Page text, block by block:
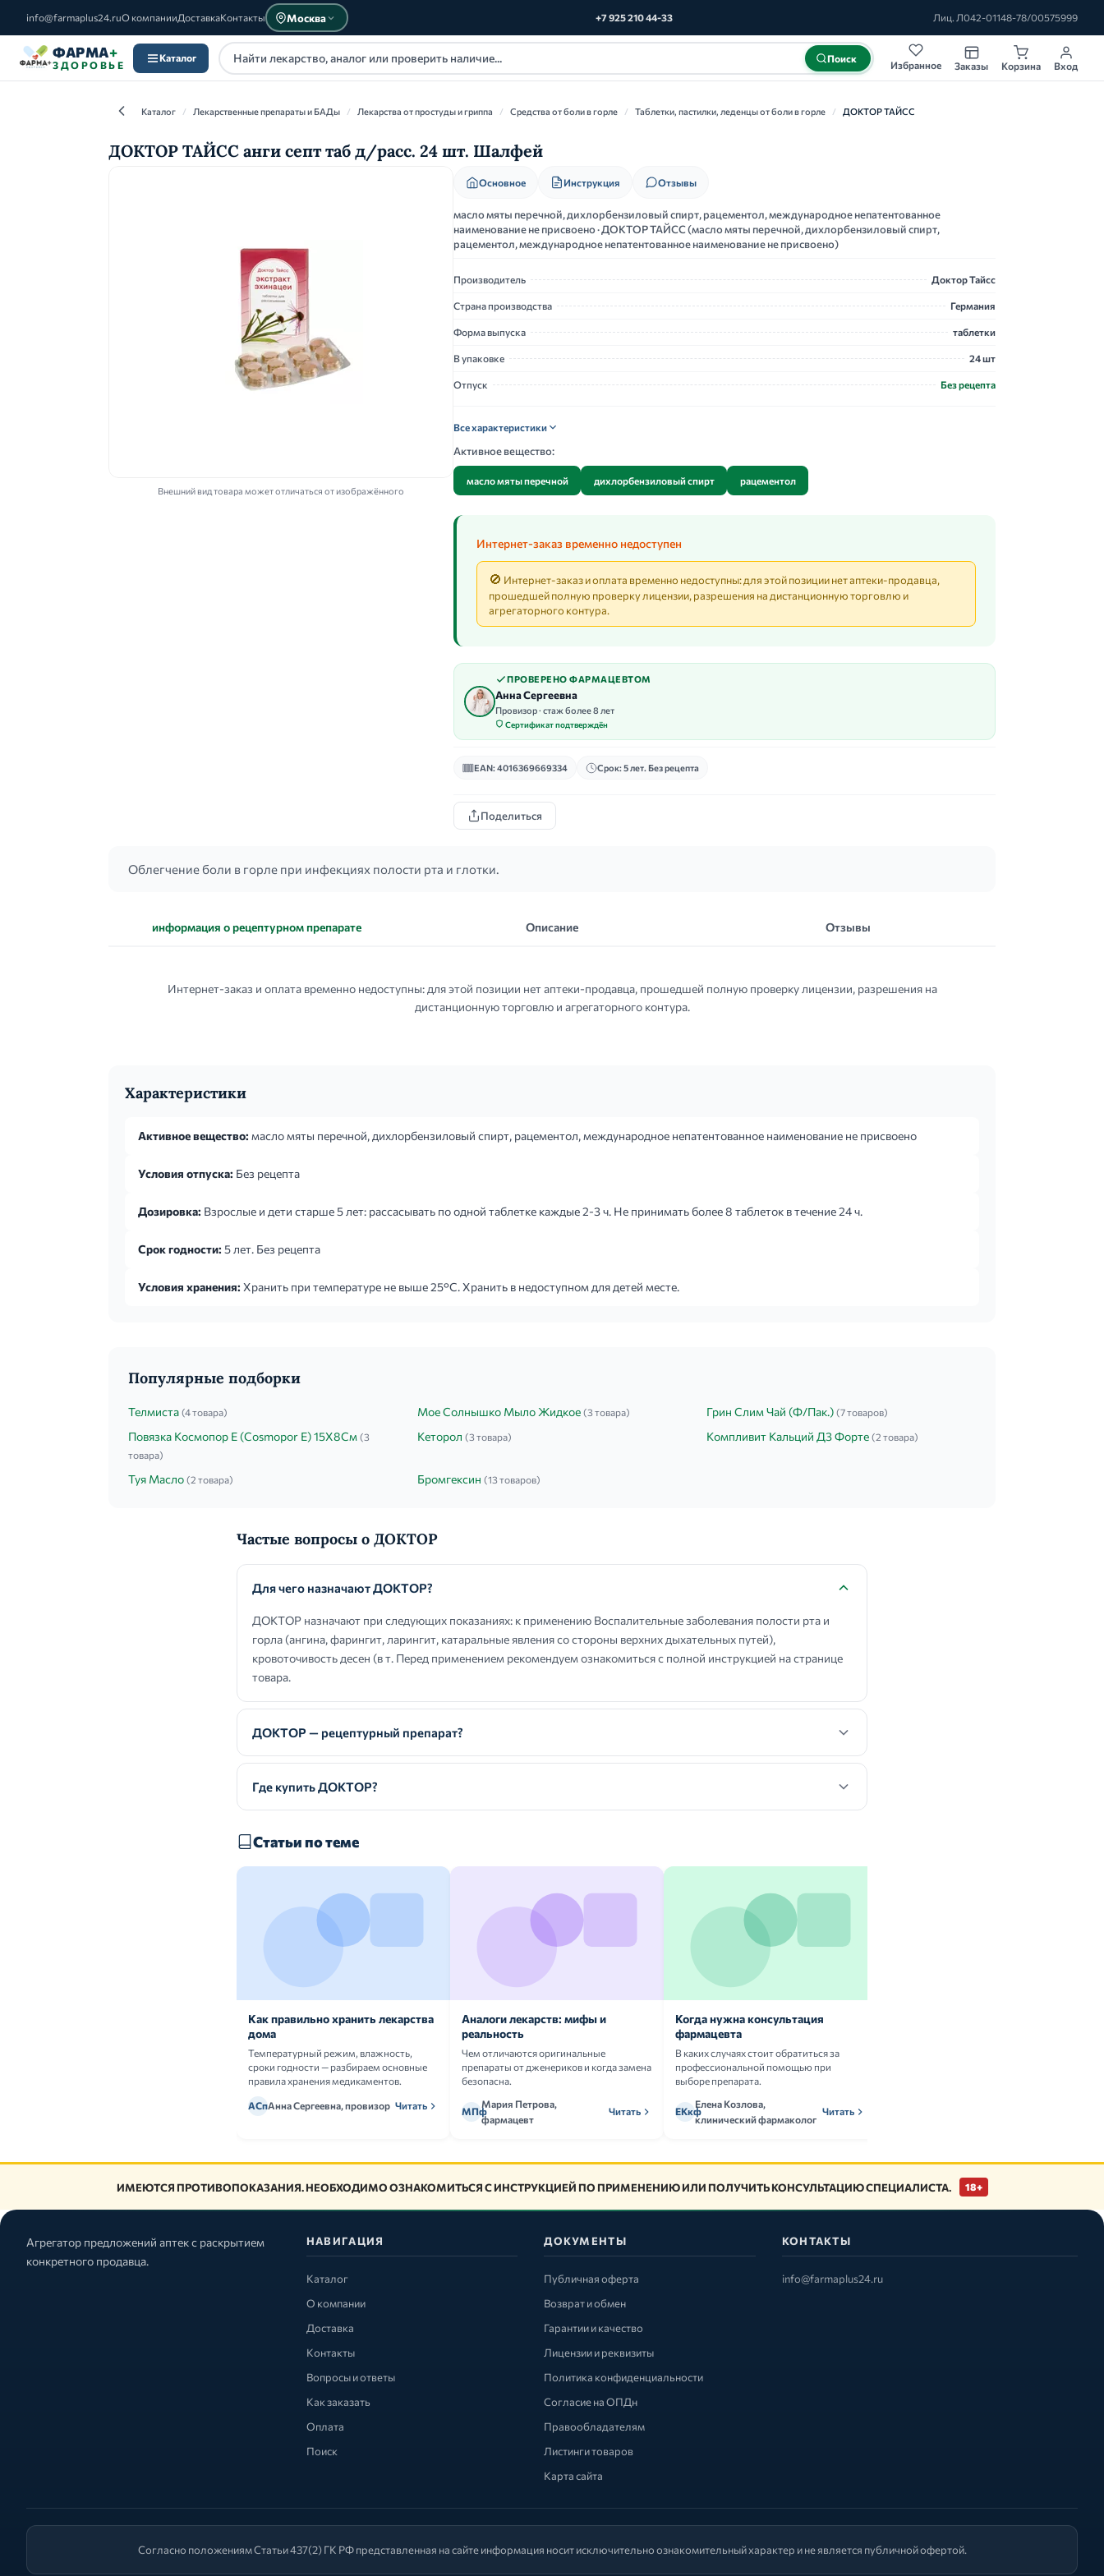
info@farmaplus24.ruО компанииДоставкаКонтакты Москва +7 925 210 44-33 Лиц. Л042-01148-78/00575999
ФАРМА+
ЗДОРОВЬЕ
Каталог Поиск
Избранное Заказы Корзина Вход
Каталог / Лекарственные препараты и БАДы / Лекарства от простуды и гриппа / Средства от боли в горле / Таблетки, пастилки, леденцы от боли в горле / ДОКТОР ТАЙСС
ДОКТОР ТАЙСС анги септ таб д/расс. 24 шт. Шалфей
Внешний вид товара может отличаться от изображённого
Основное Инструкция Отзывы
масло мяты перечной, дихлорбензиловый спирт, рацементол, международное непатентованное
наименование не присвоено · ДОКТОР ТАЙСС (масло мяты перечной, дихлорбензиловый спирт,
рацементол, международное непатентованное наименование не присвоено)
Производитель Доктор Тайсс
Страна производства Германия
Форма выпуска таблетки
В упаковке 24 шт
Отпуск Без рецепта
Все характеристики
Активное вещество:
масло мяты перечной дихлорбензиловый спирт рацементол
Интернет-заказ временно недоступен
🚫 Интернет-заказ и оплата временно недоступны: для этой позиции нет аптеки-продавца,
прошедшей полную проверку лицензии, разрешения на дистанционную торговлю и
агрегаторного контура.
ПРОВЕРЕНО ФАРМАЦЕВТОМ
Анна Сергеевна
Провизор · стаж более 8 лет
Сертификат подтверждён
EAN: 4016369669334 Срок: 5 лет. Без рецепта
Поделиться
Облегчение боли в горле при инфекциях полости рта и глотки.
информация о рецептурном препарате Описание Отзывы
Интернет-заказ и оплата временно недоступны: для этой позиции нет аптеки-продавца, прошедшей полную проверку лицензии, разрешения на
дистанционную торговлю и агрегаторного контура.
Характеристики
Активное вещество: масло мяты перечной, дихлорбензиловый спирт, рацементол, международное непатентованное наименование не присвоено
Условия отпуска: Без рецепта
Дозировка: Взрослые и дети старше 5 лет: рассасывать по одной таблетке каждые 2-3 ч. Не принимать более 8 таблеток в течение 24 ч.
Срок годности: 5 лет. Без рецепта
Условия хранения: Хранить при температуре не выше 25°C. Хранить в недоступном для детей месте.
Популярные подборки
Телмиста (4 товара) Мое Солнышко Мыло Жидкое (3 товара) Грин Слим Чай (Ф/Пак.) (7 товаров)
Повязка Космопор Е (Cosmopor E) 15Х8См (3
товара)
Кеторол (3 товара) Компливит Кальций Д3 Форте (2 товара)
Туя Масло (2 товара) Бромгексин (13 товаров)
Частые вопросы о ДОКТОР
Для чего назначают ДОКТОР?
ДОКТОР назначают при следующих показаниях: к применению Воспалительные заболевания полости рта и
горла (ангина, фарингит, ларингит, катаральные явления со стороны верхних дыхательных путей),
кровоточивость десен (в т. Перед применением рекомендуем ознакомиться с полной инструкцией на странице
товара.
ДОКТОР — рецептурный препарат?
Где купить ДОКТОР?
Статьи по теме
Как правильно хранить лекарства
дома
Температурный режим, влажность,
сроки годности — разбираем основные
правила хранения медикаментов.
АСпАнна Сергеевна, провизор Читать
Аналоги лекарств: мифы и
реальность
Чем отличаются оригинальные
препараты от дженериков и когда замена
безопасна.
МПф
Мария Петрова,
фармацевт
Читать
Когда нужна консультация
фармацевта
В каких случаях стоит обратиться за
профессиональной помощью при
выборе препарата.
ЕКкф
Елена Козлова,
клинический фармаколог
Читать
ИМЕЮТСЯ ПРОТИВОПОКАЗАНИЯ. НЕОБХОДИМО ОЗНАКОМИТЬСЯ С ИНСТРУКЦИЕЙ ПО ПРИМЕНЕНИЮ ИЛИ ПОЛУЧИТЬ КОНСУЛЬТАЦИЮ СПЕЦИАЛИСТА. 18+
Агрегатор предложений аптек с раскрытием
конкретного продавца.
НАВИГАЦИЯ
Каталог
О компании
Доставка
Контакты
Вопросы и ответы
Как заказать
Оплата
Поиск
ДОКУМЕНТЫ
Публичная оферта
Возврат и обмен
Гарантии и качество
Лицензии и реквизиты
Политика конфиденциальности
Согласие на ОПДн
Правообладателям
Листинги товаров
Карта сайта
КОНТАКТЫ
info@farmaplus24.ru
Согласно положениям Статьи 437(2) ГК РФ представленная на сайте информация носит исключительно ознакомительный характер и не является публичной офертой.